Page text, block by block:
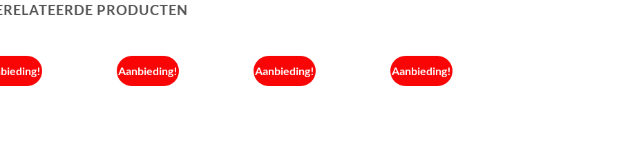
PRODUCTEN
Aanbieding! Aanbieding! Aanbieding!